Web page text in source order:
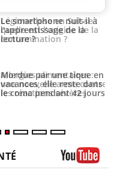
Légionellose en Suisse :
quelle est l’origine de la
contamination ?
Allergies alimentaires :
une nouvelle arme contre
les réactions sévères